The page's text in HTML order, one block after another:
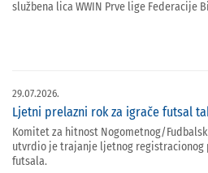
službena lica WWIN Prve lige Federacije
29.07.2026.
Ljetni prelazni rok za igrače futsal
Komitet za hitnost Nogometnog/
utvrdio je trajanje ljetnog registracionog
futsala.